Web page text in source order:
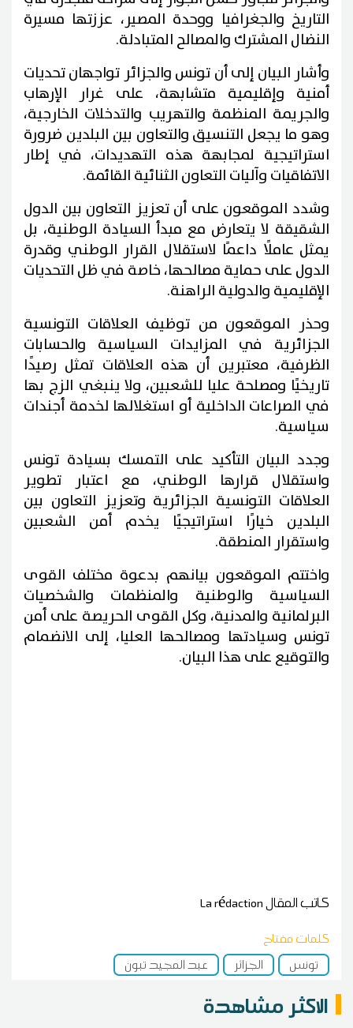
التاريخ والجغرافيا ووحدة المصير، عززتها مسيرة
النضال المشترك والمصالح المتبادلة.
وأشار البيان إلى أن تونس والجزائر تواجهان تحديات
أمنية وإقليمية متشابهة، على غرار الإرهاب
والجريمة المنظمة والتهريب والتدخلات الخارجية،
وهو ما يجعل التنسيق والتعاون بين البلدين ضرورة
استراتيجية لمجابهة هذه التهديدات، في إطار
الاتفاقيات وآليات التعاون الثنائية القائمة.
وشدد الموقعون على أن تعزيز التعاون بين الدول
الشقيقة لا يتعارض مع مبدأ السيادة الوطنية، بل
يمثل عاملًا داعمًا لاستقلال القرار الوطني وقدرة
الدول على حماية مصالحها، خاصة في ظل التحديات
الإقليمية والدولية الراهنة.
وحذر الموقعون من توظيف العلاقات التونسية
الجزائرية في المزايدات السياسية والحسابات
الظرفية، معتبرين أن هذه العلاقات تمثل رصيدًا
تاريخيًا ومصلحة عليا للشعبين، ولا ينبغي الزج بها
في الصراعات الداخلية أو استغلالها لخدمة أجندات
سياسية.
وجدد البيان التأكيد على التمسك بسيادة تونس
واستقلال قرارها الوطني، مع اعتبار تطوير
العلاقات التونسية الجزائرية وتعزيز التعاون بين
البلدين خيارًا استراتيجيًا يخدم أمن الشعبين
واستقرار المنطقة.
واختتم الموقعون بيانهم بدعوة مختلف القوى
السياسية والوطنية والمنظمات والشخصيات
البرلمانية والمدنية، وكل القوى الحريصة على أمن
تونس وسيادتها ومصالحها العليا، إلى الانضمام
والتوقيع على هذا البيان.
كاتب المقالLa rédaction
كلمات مفتاح
تونس
الجزائر عبد المجيد تبون
الاكثر مشاهدة